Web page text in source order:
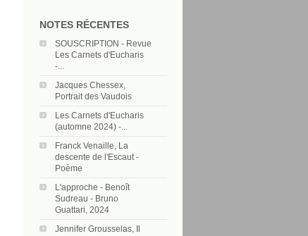
NOTES RÉCENTES
SOUSCRIPTION - Revue
Les Carnets d'Eucharis
-...
Jacques Chessex,
Portrait des Vaudois
Les Carnets d'Eucharis
(automne 2024) -...
Franck Venaille, La
descente de l'Escaut -
Poème
L'approche - Benoît
Sudreau - Bruno
Guattari, 2024
Jennifer Grousselas, Il